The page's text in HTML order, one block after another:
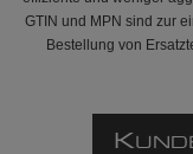
GTIN und MPN sind zur
Bestellung von
K